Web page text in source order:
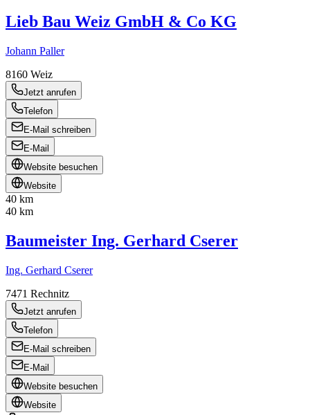
Lieb Bau Weiz GmbH & Co KG
Johann Paller
8160 Weiz
Jetzt anrufen
Telefon
E-Mail schreiben
E-Mail
Website besuchen
Website
40 km
40 km
Baumeister Ing. Gerhard Cserer
Ing. Gerhard Cserer
7471 Rechnitz
Jetzt anrufen
Telefon
E-Mail schreiben
E-Mail
Website besuchen
Website